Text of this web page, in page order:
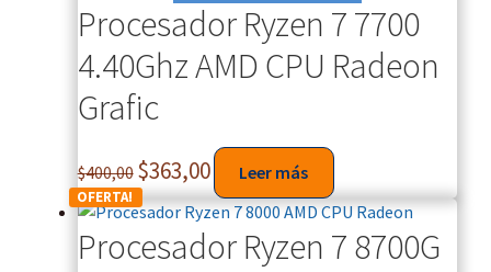
Procesador Ryzen 7 7700
4.40Ghz AMD CPU Radeon
Grafic
$400,00 $363,00 Leer más
OFERTA!
Procesador Ryzen 7 8700G